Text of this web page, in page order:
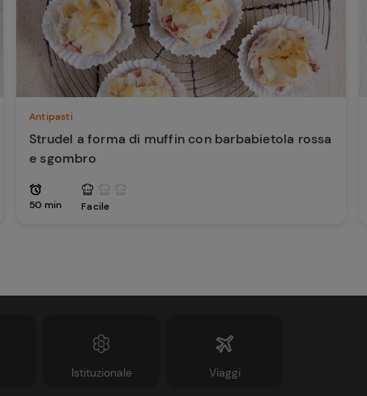
Antipasti
Strudel a forma di muffin con barbabietola rossa
e sgombro
50 min Facile
Istituzionale Viaggi